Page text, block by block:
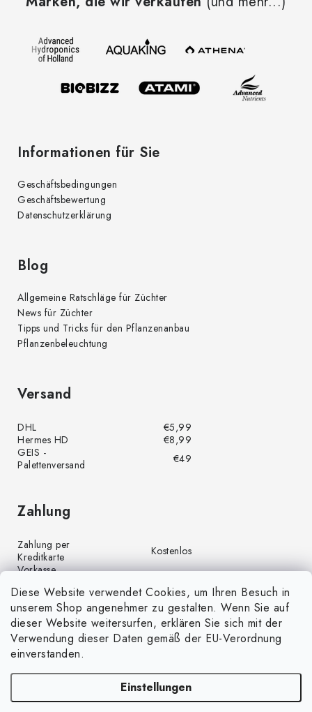
Diese Website verwendet Cookies, um Ihren Besuch in
unserem Shop angenehmer zu gestalten. Wenn Sie auf
dieser Website weitersurfen, erklären Sie sich mit der
Verwendung dieser Daten gemäß der EU-Verordnung
einverstanden.
Einstellungen
Informationen für Sie
Geschäftsbedingungen
Geschäftsbewertung
Datenschutzerklärung
Blog
Allgemeine Ratschläge für Züchter
News für Züchter
Tipps und Tricks für den Pflanzenanbau
Pflanzenbeleuchtung
Versand
DHL
€5,99
Hermes HD
€8,99
GEIS -
Palettenversand
€49
Zahlung
Zahlung per
Kreditkarte
Kostenlos
Vorkasse
Zahlung per PayPal
Kostenlos
Nachnahme
€4,00